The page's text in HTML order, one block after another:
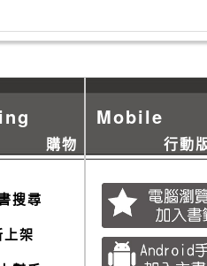
購物
搜尋
架
Mobile
行動